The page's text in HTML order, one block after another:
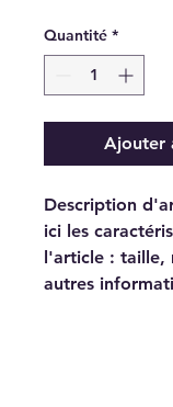
Quantité *
Ajouter
Description
ici les
l'article : taille,
autres